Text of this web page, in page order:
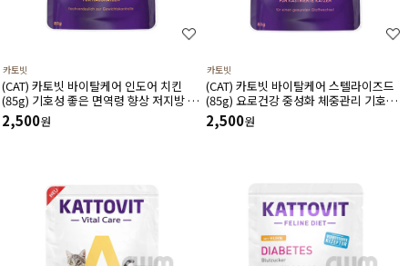
카토빗
(CAT) 카토빗 바이탈케어 인도어 치킨
(85g) 기호성 좋은 면역령 향상 저지방 체
중관리에 도움
2,500원
카토빗
(CAT) 카토빗 바이탈케어 스텔라이즈드
(85g) 요로건강 중성화 체중관리 기호성
에 도움
2,500원